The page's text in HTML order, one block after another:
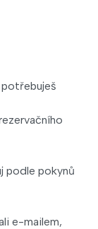
podle pokynů
e-mailem,